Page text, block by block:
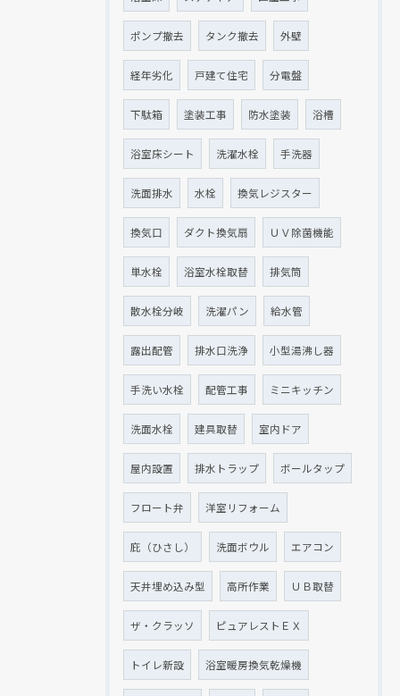
ポンプ撤去 タンク撤去 外壁
経年劣化 戸建て住宅 分電盤
下駄箱 塗装工事 防水塗装 浴槽
浴室床シート 洗濯水栓 手洗器
洗面排水 水栓 換気レジスター
換気口 ダクト換気扇 ＵＶ除菌機能
単水栓 浴室水栓取替 排気筒
散水栓分岐 洗濯パン 給水管
露出配管 排水口洗浄 小型湯沸し器
手洗い水栓 配管工事 ミニキッチン
洗面水栓 建具取替 室内ドア
屋内設置 排水トラップ ボールタップ
フロート弁 洋室リフォーム
庇（ひさし） 洗面ボウル エアコン
天井埋め込み型 高所作業 ＵＢ取替
ザ・クラッソ ピュアレストＥＸ
トイレ新設 浴室暖房換気乾燥機